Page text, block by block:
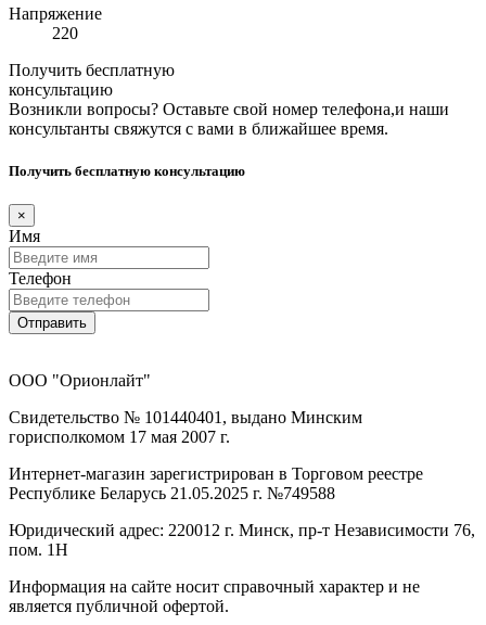
Напряжение
220
Получить бесплатную
консультацию
Возникли вопросы? Оставьте свой номер телефона,и наши
консультанты свяжутся с вами в ближайшее время.
Получить бесплатную консультацию
×
Имя
Телефон
Отправить
ООО "Орионлайт"
Свидетельство № 101440401, выдано Минским
горисполкомом 17 мая 2007 г.
Интернет-магазин зарегистрирован в Торговом реестре
Республике Беларусь 21.05.2025 г. №749588
Юридический адрес: 220012 г. Минск, пр-т Независимости 76,
пом. 1Н
Информация на сайте носит справочный характер и не
является публичной офертой.